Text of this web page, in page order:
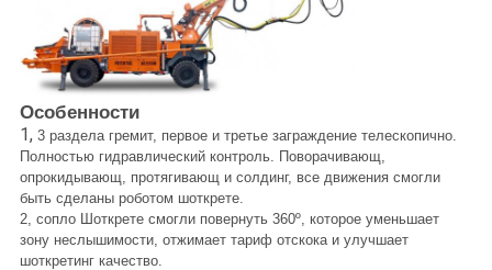
Особенности
1, 3 раздела гремит, первое и третье заграждение телескопично.
Полностью гидравлический контроль. Поворачивающ,
опрокидывающ, протягивающ и солдинг, все движения смогли
быть сделаны роботом шоткрете.
2, сопло Шоткрете смогли повернуть 360º, которое уменьшает
зону неслышимости, отжимает тариф отскока и улучшает
шоткретинг качество.